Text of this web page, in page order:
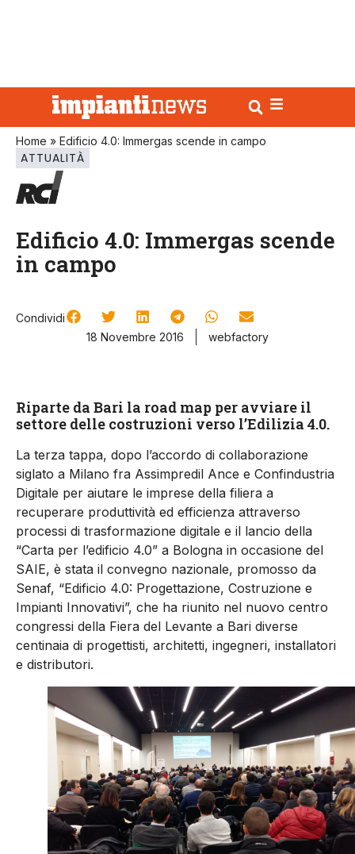
Home » Edificio 4.0: Immergas scende in campo
ATTUALITÀ
Edificio 4.0: Immergas scende
in campo
Condividi
18 Novembre 2016
webfactory
Riparte da Bari la road map per avviare il
settore delle costruzioni verso l’Edilizia 4.0.
La terza tappa, dopo l’accordo di collaborazione
siglato a Milano fra Assimpredil Ance e Confindustria
Digitale per aiutare le imprese della filiera a
recuperare produttività ed efficienza attraverso
processi di trasformazione digitale e il lancio della
“Carta per l’edificio 4.0” a Bologna in occasione del
SAIE, è stata il convegno nazionale, promosso da
Senaf, “Edificio 4.0: Progettazione, Costruzione e
Impianti Innovativi”, che ha riunito nel nuovo centro
congressi della Fiera del Levante a Bari diverse
centinaia di progettisti, architetti, ingegneri, installatori
e distributori.